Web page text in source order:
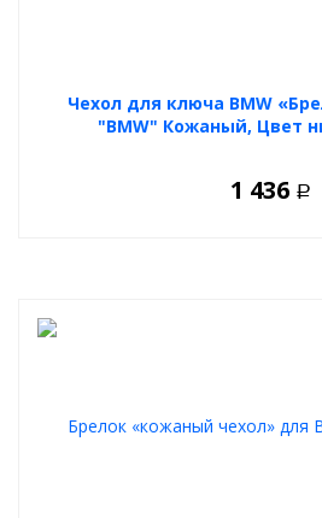
Чехол для ключа BMW
"BMW" Кожаный, Цвет
1 436 Р